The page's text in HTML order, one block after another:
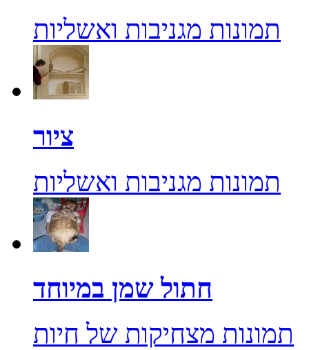
תמונות מגניבות ואשליות
ציור
תמונות מגניבות ואשליות
חתול שמן במיוחד
תמונות מצחיקות של חיות